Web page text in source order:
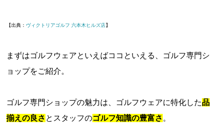
【出典： ヴィクトリアゴルフ 六本木ヒルズ店】
まずはゴルフウェアといえばココといえる、ゴルフ専門シ
ョップをご紹介。
ゴルフ専門ショップの魅力は、ゴルフウェアに特化した品
揃えの良さ とスタッフのゴルフ知識の豊富さ 。